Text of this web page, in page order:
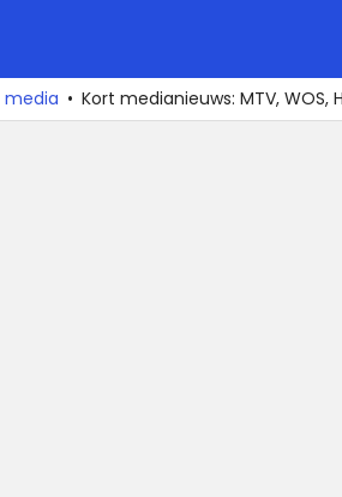
media Kort medianieuws: MTV, WOS,